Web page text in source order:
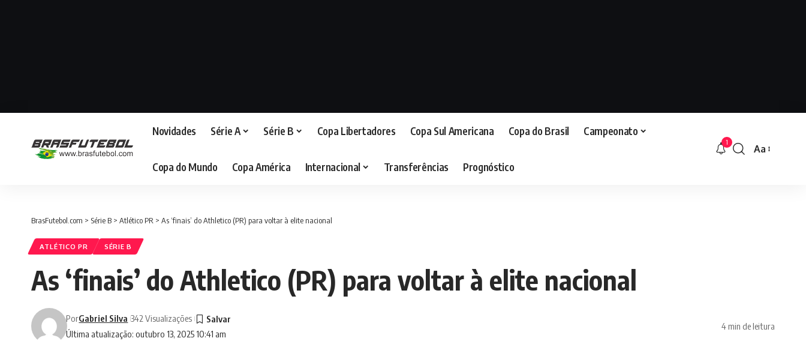
Novidades Série A Série B Copa Libertadores Copa Sul Americana Copa do Brasil Campeonato
Copa do Mundo Copa América Internacional Transferências Prognóstico
1
Aa
BrasFutebol.com > Série B > Atlético PR > As ‘finais’ do Athletico (PR) para voltar à elite nacional
ATLÉTICO PR SÉRIE B
As ‘finais’ do Athletico (PR) para voltar à elite nacional
Última atualização: outubro 13, 2025 10:41 am
PorGabriel Silva 342 Visualizações
4 min de leitura